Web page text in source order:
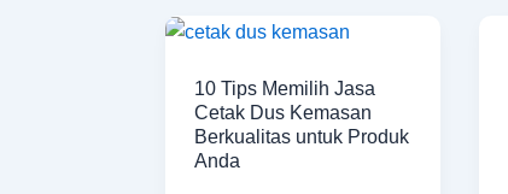
10 Tips Memilih Jasa
Cetak Dus Kemasan
Berkualitas untuk Produk
Anda
10
Memilih
Jasa
Cetak